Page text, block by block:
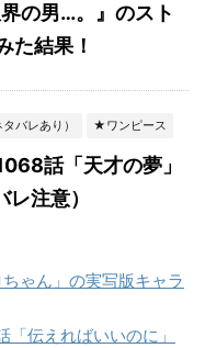
の男…。』のスト
た結果！
バレあり） ★ワンピース
話「天才の夢」
注意）
ゃん」の実写版キャラ
伝えればいいのに」